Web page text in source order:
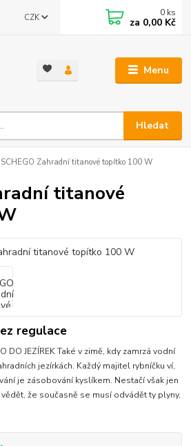
Menu
CZK
Hledat
0 ks
za 0,00 Kč
SCHEGO Zahradní titanové topítko 100 W
titanové
regulace
DO JEZÍREK Také v zimě, kdy zamrzá vodní
jezírkách. Každý majitel rybníčku ví,
je zásobování kyslíkem. Nestačí však jen
že současně se musí odvádět ty plyny,